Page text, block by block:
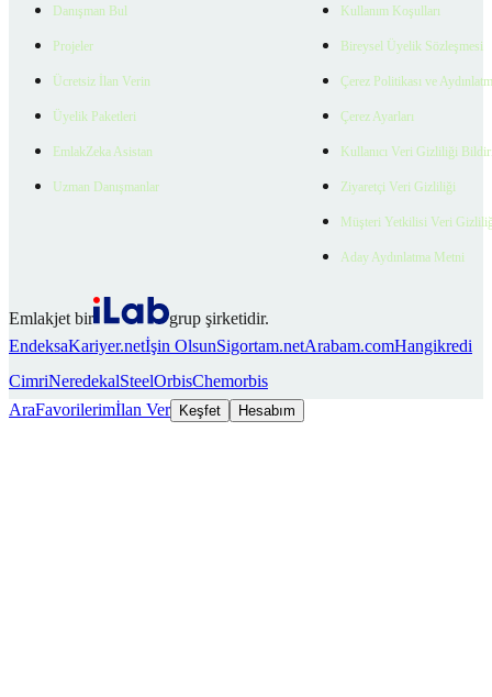
Danışman Bul
Projeler
Ücretsiz İlan Verin
Üyelik Paketleri
EmlakZeka Asistan
Uzman Danışmanlar
Kullanım Koşulları
Bireysel Üyelik Sözleşmesi
Çerez Politikası ve
Çerez Ayarları
Kullanıcı Veri Gizliliği
Ziyaretçi Veri Gizliliği
Müşteri Yetkilisi Veri
Aday Aydınlatma Metni
Emlakjet bir
grup şirketidir.
EndeksaKariyer.netİşin OlsunSigortam.netArabam.comHangikredi
CimriNeredekalSteelOrbisChemorbis
AraFavorilerimİlan Ver Keşfet Hesabım